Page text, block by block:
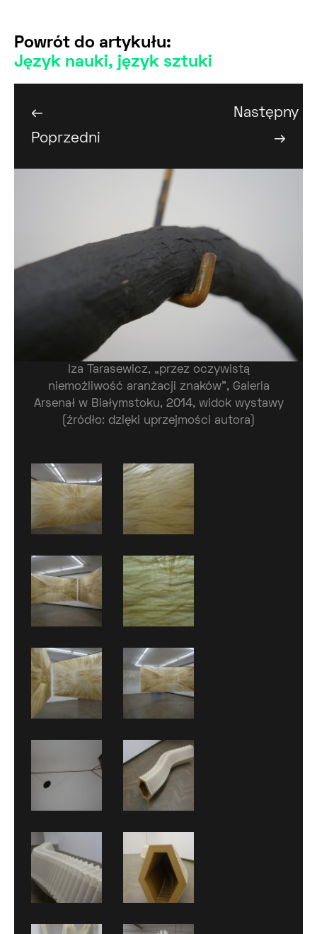
Powrót do artykułu:
Język nauki, język sztuki
←
Poprzedni
Następny
→
Iza Tarasewicz, „przez oczywistą
niemożliwość aranżacji znaków”, Galeria
Arsenał w Białymstoku, 2014, widok wystawy
(źródło: dzięki uprzejmości autora)